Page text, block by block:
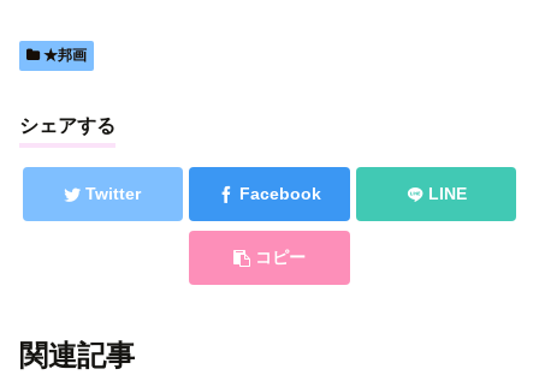
★邦画
シェアする
Twitter Facebook LINE
コピー
関連記事